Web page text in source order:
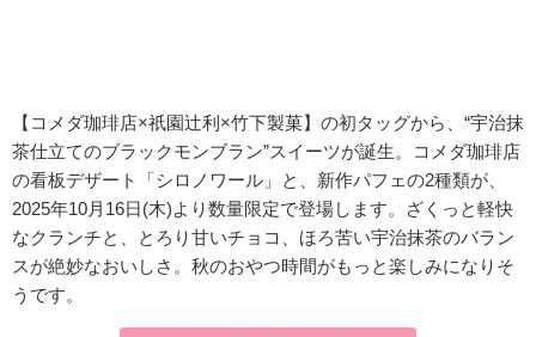
【コメダ珈琲店×祇園辻利×竹下製菓】の初タッグから、“宇治抹
茶仕立てのブラックモンブラン”スイーツが誕生。コメダ珈琲店
の看板デザート「シロノワール」と、新作パフェの2種類が、
2025年10月16日(木)より数量限定で登場します。ざくっと軽快
なクランチと、とろり甘いチョコ、ほろ苦い宇治抹茶のバラン
スが絶妙なおいしさ。秋のおやつ時間がもっと楽しみになりそ
うです。